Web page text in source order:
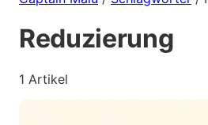
Reduzierung
1 Artikel